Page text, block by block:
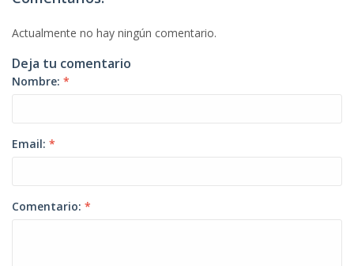
Actualmente no hay ningún comentario.
Deja tu comentario
Nombre: *
Email: *
Comentario: *